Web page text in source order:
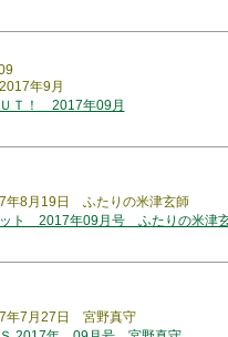
年9月
ＵＴ！ 2017年09月
年8月19日 ふたりの米津玄師
ト 2017年09月号 ふたりの米津
年7月27日 宮野真守